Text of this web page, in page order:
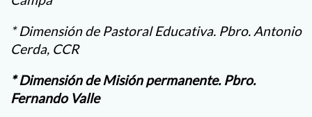
* Dimensión de Pastoral Educativa. Pbro. Antonio
Cerda, CCR
* Dimensión de Misión permanente. Pbro.
Fernando Valle